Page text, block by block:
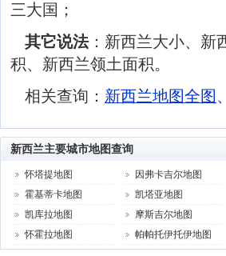
三大国；
其它说法：新西兰大小、新
积、新西兰领土面积。
相关查询： 新西兰地图全图 、
新西兰主要城市地图查询
怀塔提地图 因弗卡吉尔地图
霍基蒂卡地图
凯塔亚地图
凯库拉地图
摩斯吉尔地图
怀霍拉地图
帕帕托伊托伊地图